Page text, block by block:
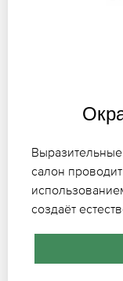
салон
создаёт